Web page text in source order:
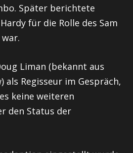
Später berichtete
für die Rolle des Sam
Liman (bekannt aus
als Regisseur im Gespräch,
keine weiteren
den Status der